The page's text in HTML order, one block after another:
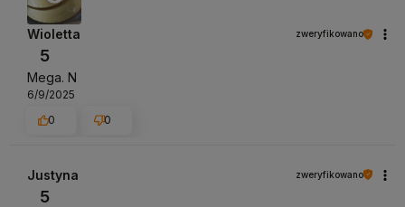
Wioletta zweryfikowano
5
Mega. N
6/9/2025
0
0
Justyna zweryfikowano
5